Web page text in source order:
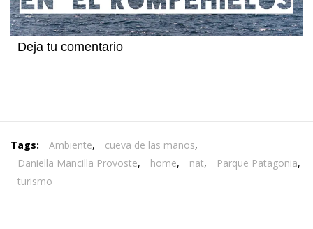
Deja tu comentario
Tags: Ambiente, cueva de las manos,
Daniella Mancilla Provoste, home, nat, Parque Patagonia,
turismo